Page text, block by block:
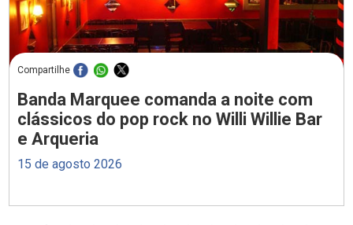
Compartilhe
Banda Marquee comanda a noite com
clássicos do pop rock no Willi Willie Bar
e Arqueria
15 de agosto 2026